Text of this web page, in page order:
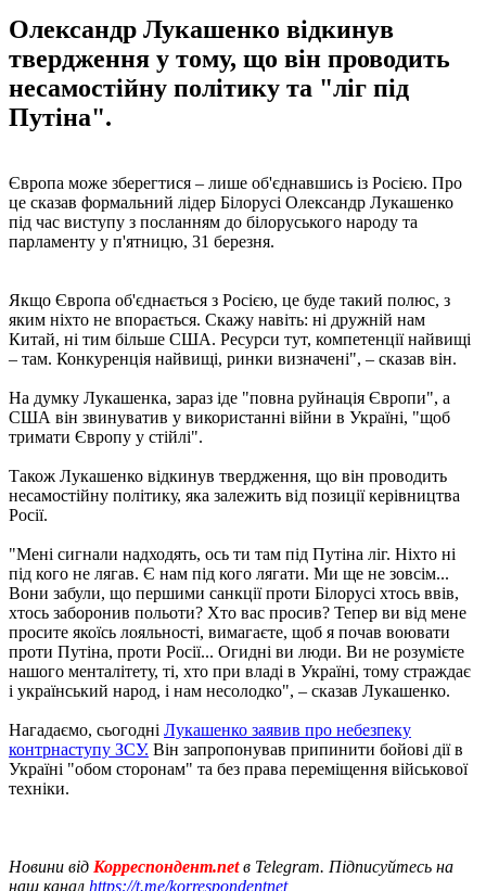
Олександр Лукашенко відкинув
твердження у тому, що він проводить
несамостійну політику та "ліг під
Путіна".
Європа може зберегтися – лише об'єднавшись із Росією. Про
це сказав формальний лідер Білорусі Олександр Лукашенко
під час виступу з посланням до білоруського народу та
парламенту у п'ятницю, 31 березня.
Якщо Європа об'єднається з Росією, це буде такий полюс, з
яким ніхто не впорається. Скажу навіть: ні дружній нам
Китай, ні тим більше США. Ресурси тут, компетенції найвищі
– там. Конкуренція найвищі, ринки визначені", – сказав він.
На думку Лукашенка, зараз іде "повна руйнація Європи", а
США він звинуватив у використанні війни в Україні, "щоб
тримати Європу у стійлі".
Також Лукашенко відкинув твердження, що він проводить
несамостійну політику, яка залежить від позиції керівництва
Росії.
"Мені сигнали надходять, ось ти там під Путіна ліг. Ніхто ні
під кого не лягав. Є нам під кого лягати. Ми ще не зовсім...
Вони забули, що першими санкції проти Білорусі хтось ввів,
хтось заборонив польоти? Хто вас просив? Тепер ви від мене
просите якоїсь лояльності, вимагаєте, щоб я почав воювати
проти Путіна, проти Росії... Огидні ви люди. Ви не розумієте
нашого менталітету, ті, хто при владі в Україні, тому страждає
і український народ, і нам несолодко", – сказав Лукашенко.
Нагадаємо, сьогодні Лукашенко заявив про небезпеку
контрнаступу ЗСУ. Він запропонував припинити бойові дії в
Україні "обом сторонам" та без права переміщення військової
техніки.
Новини від Корреспондент.netв Telegram. Підписуйтесь на
наш канал https://t.me/korrespondentnet